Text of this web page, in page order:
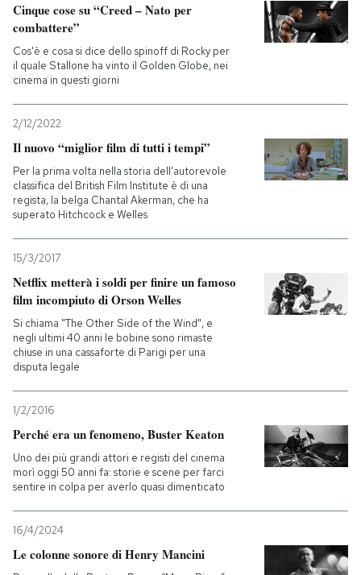
Cinque cose su “Creed – Nato per
combattere”
Cos'è e cosa si dice dello spinoff di Rocky per
il quale Stallone ha vinto il Golden Globe, nei
cinema in questi giorni
2/12/2022
Il nuovo “miglior film di tutti i tempi”
Per la prima volta nella storia dell'autorevole
classifica del British Film Institute è di una
regista, la belga Chantal Akerman, che ha
superato Hitchcock e Welles
15/3/2017
Netflix metterà i soldi per finire un famoso
film incompiuto di Orson Welles
Si chiama "The Other Side of the Wind", e
negli ultimi 40 anni le bobine sono rimaste
chiuse in una cassaforte di Parigi per una
disputa legale
1/2/2016
Perché era un fenomeno, Buster Keaton
Uno dei più grandi attori e registi del cinema
morì oggi 50 anni fa: storie e scene per farci
sentire in colpa per averlo quasi dimenticato
16/4/2024
Le colonne sonore di Henry Mancini